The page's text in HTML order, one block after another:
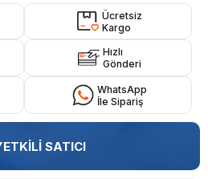
Ücretsiz
Kargo
Hızlı
Gönderi
WhatsApp
İle Sipariş
SATICI